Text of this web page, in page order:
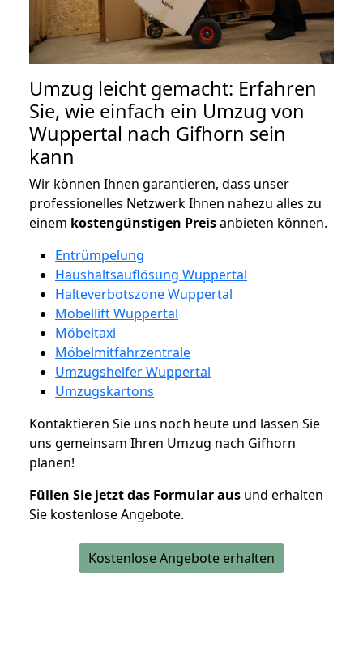
Umzug leicht gemacht: Erfahren
Sie, wie einfach ein Umzug von
Wuppertal nach Gifhorn sein
kann
Wir können Ihnen garantieren, dass unser
professionelles Netzwerk Ihnen nahezu alles zu
einem kostengünstigen Preisanbieten können.
Entrümpelung
Haushaltsauflösung Wuppertal
Halteverbotszone Wuppertal
Möbellift Wuppertal
Möbeltaxi
Möbelmitfahrzentrale
Umzugshelfer Wuppertal
Umzugskartons
Kontaktieren Sie uns noch heute und lassen Sie
uns gemeinsam Ihren Umzug nach Gifhorn
planen!
Füllen Sie jetzt das Formular aus und erhalten
Sie kostenlose Angebote.
Kostenlose Angebote erhalten